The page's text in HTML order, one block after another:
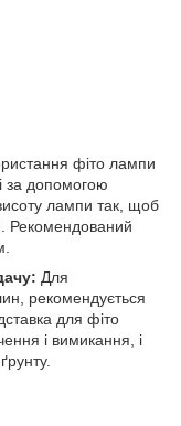
фіто лампи
за допомогою
лампи так, щоб
Рекомендований
Для
рекомендується
для фіто
і вимикання, і